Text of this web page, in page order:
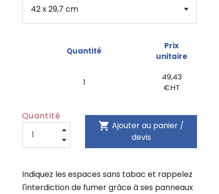
Quantité
Prix
unitaire
1
49,43
€ HT
Quantité
shopping_cart Ajouter au panier /
devis
Indiquez les espaces sans tabac et rappelez
l'interdiction de fumer grâce à ses panneaux